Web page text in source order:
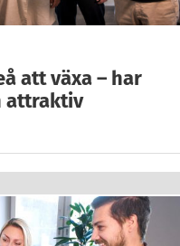
att växa – har
attraktiv